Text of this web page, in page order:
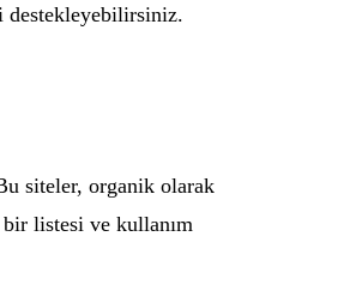
destekleyebilirsiniz.
siteler, organik olarak
bir listesi ve kullanım